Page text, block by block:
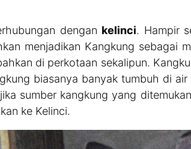
dengan kelinci. Hampir
menjadikan Kangkung sebagai
di perkotaan sekalipun.
biasanya banyak tumbuh di
sumber kangkung yang
ke Kelinci.